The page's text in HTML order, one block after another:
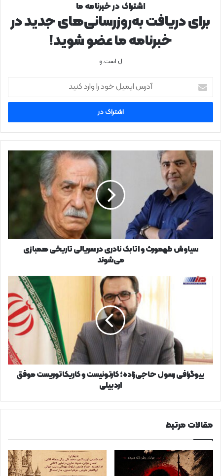
اشتراک در خبرنامه ما
برای دریافت به‌روزرسانی‌های جدید در
خبرنامه ما عضو شوید!
ل است.و
آدرس
ایمیل
خود
وارد
کنید
سیاوش
طهمورث
اتابک
نادری
سریالی
همبازی
می‌شوندسیاوش طهمورث و اتابک نادری در سریالی تاریخی همبازی
می‌شوند
بیوگرافی
اردبیلی
بیوگرافی رسول حاجی‌زاده؛ کارتونیست و کاریکاتوریست موفق
اردبیلی
مقالات مرتبط